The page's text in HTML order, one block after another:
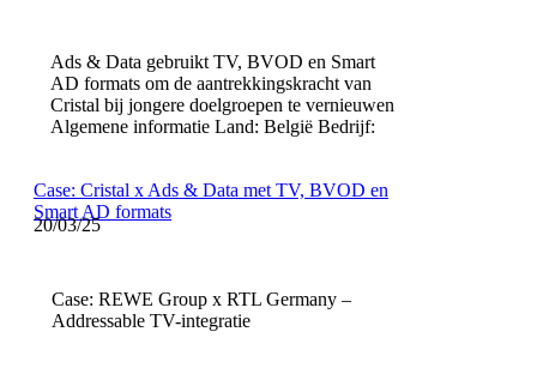
Ads & Data gebruikt TV, BVOD en Smart
AD formats om de aantrekkingskracht van
Cristal bij jongere doelgroepen te vernieuwen
Algemene informatie Land: België Bedrijf:
Case: Cristal x Ads & Data met TV, BVOD en
Smart AD formats
20/03/25
Case: REWE Group x RTL Germany –
Addressable TV-integratie